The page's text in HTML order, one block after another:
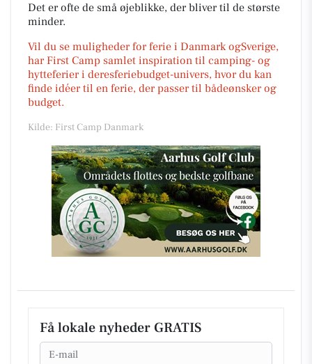
Det er ofte de små øjeblikke, der bliver til de største
minder.
Vil du se muligheder for ferie i Danmark ogSverige,
har First Camp samlet inspiration til camping- og
hytteferier i deresferiebudget-univers, hvor du kan
finde idéer til en ferie, der passer til bådeønsker og
budget.
Kilde: First Camp Danmark
Få lokale nyheder GRATIS
Email